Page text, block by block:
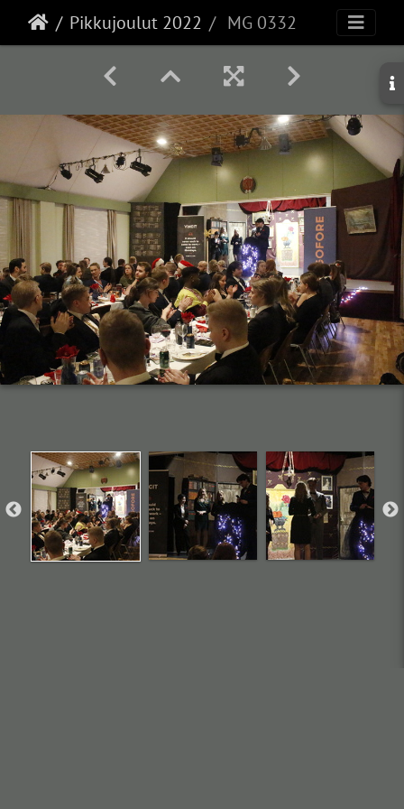
Pikkujoulut 2022 MG 0332